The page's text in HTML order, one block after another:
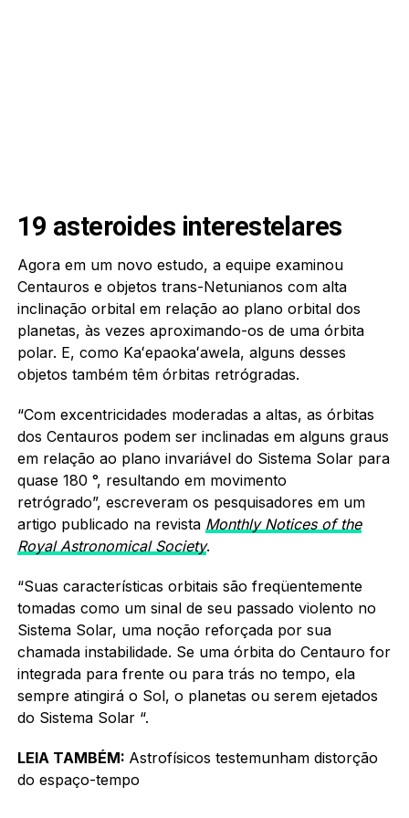
19 asteroides interestelares
Agora em um novo estudo, a equipe examinou
Centauros e objetos trans-Netunianos com alta
inclinação orbital em relação ao plano orbital dos
planetas, às vezes aproximando-os de uma órbita
polar. E, como Kaʻepaokaʻawela, alguns desses
objetos também têm órbitas retrógradas.
“Com excentricidades moderadas a altas, as órbitas
dos Centauros podem ser inclinadas em alguns graus
em relação ao plano invariável do Sistema Solar para
quase 180 °, resultando em movimento
retrógrado”, escreveram os pesquisadores em um
artigo publicado na revista Monthly Notices of the
Royal Astronomical Society.
“Suas características orbitais são freqüentemente
tomadas como um sinal de seu passado violento no
Sistema Solar, uma noção reforçada por sua
chamada instabilidade. Se uma órbita do Centauro for
integrada para frente ou para trás no tempo, ela
sempre atingirá o Sol, o planetas ou serem ejetados
do Sistema Solar “.
LEIA TAMBÉM: Astrofísicos testemunham distorção
do espaço-tempo